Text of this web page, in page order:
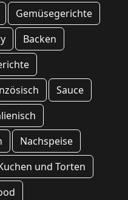
Gemüsegerichte
Backen
Sauce
Nachspeise
und Torten